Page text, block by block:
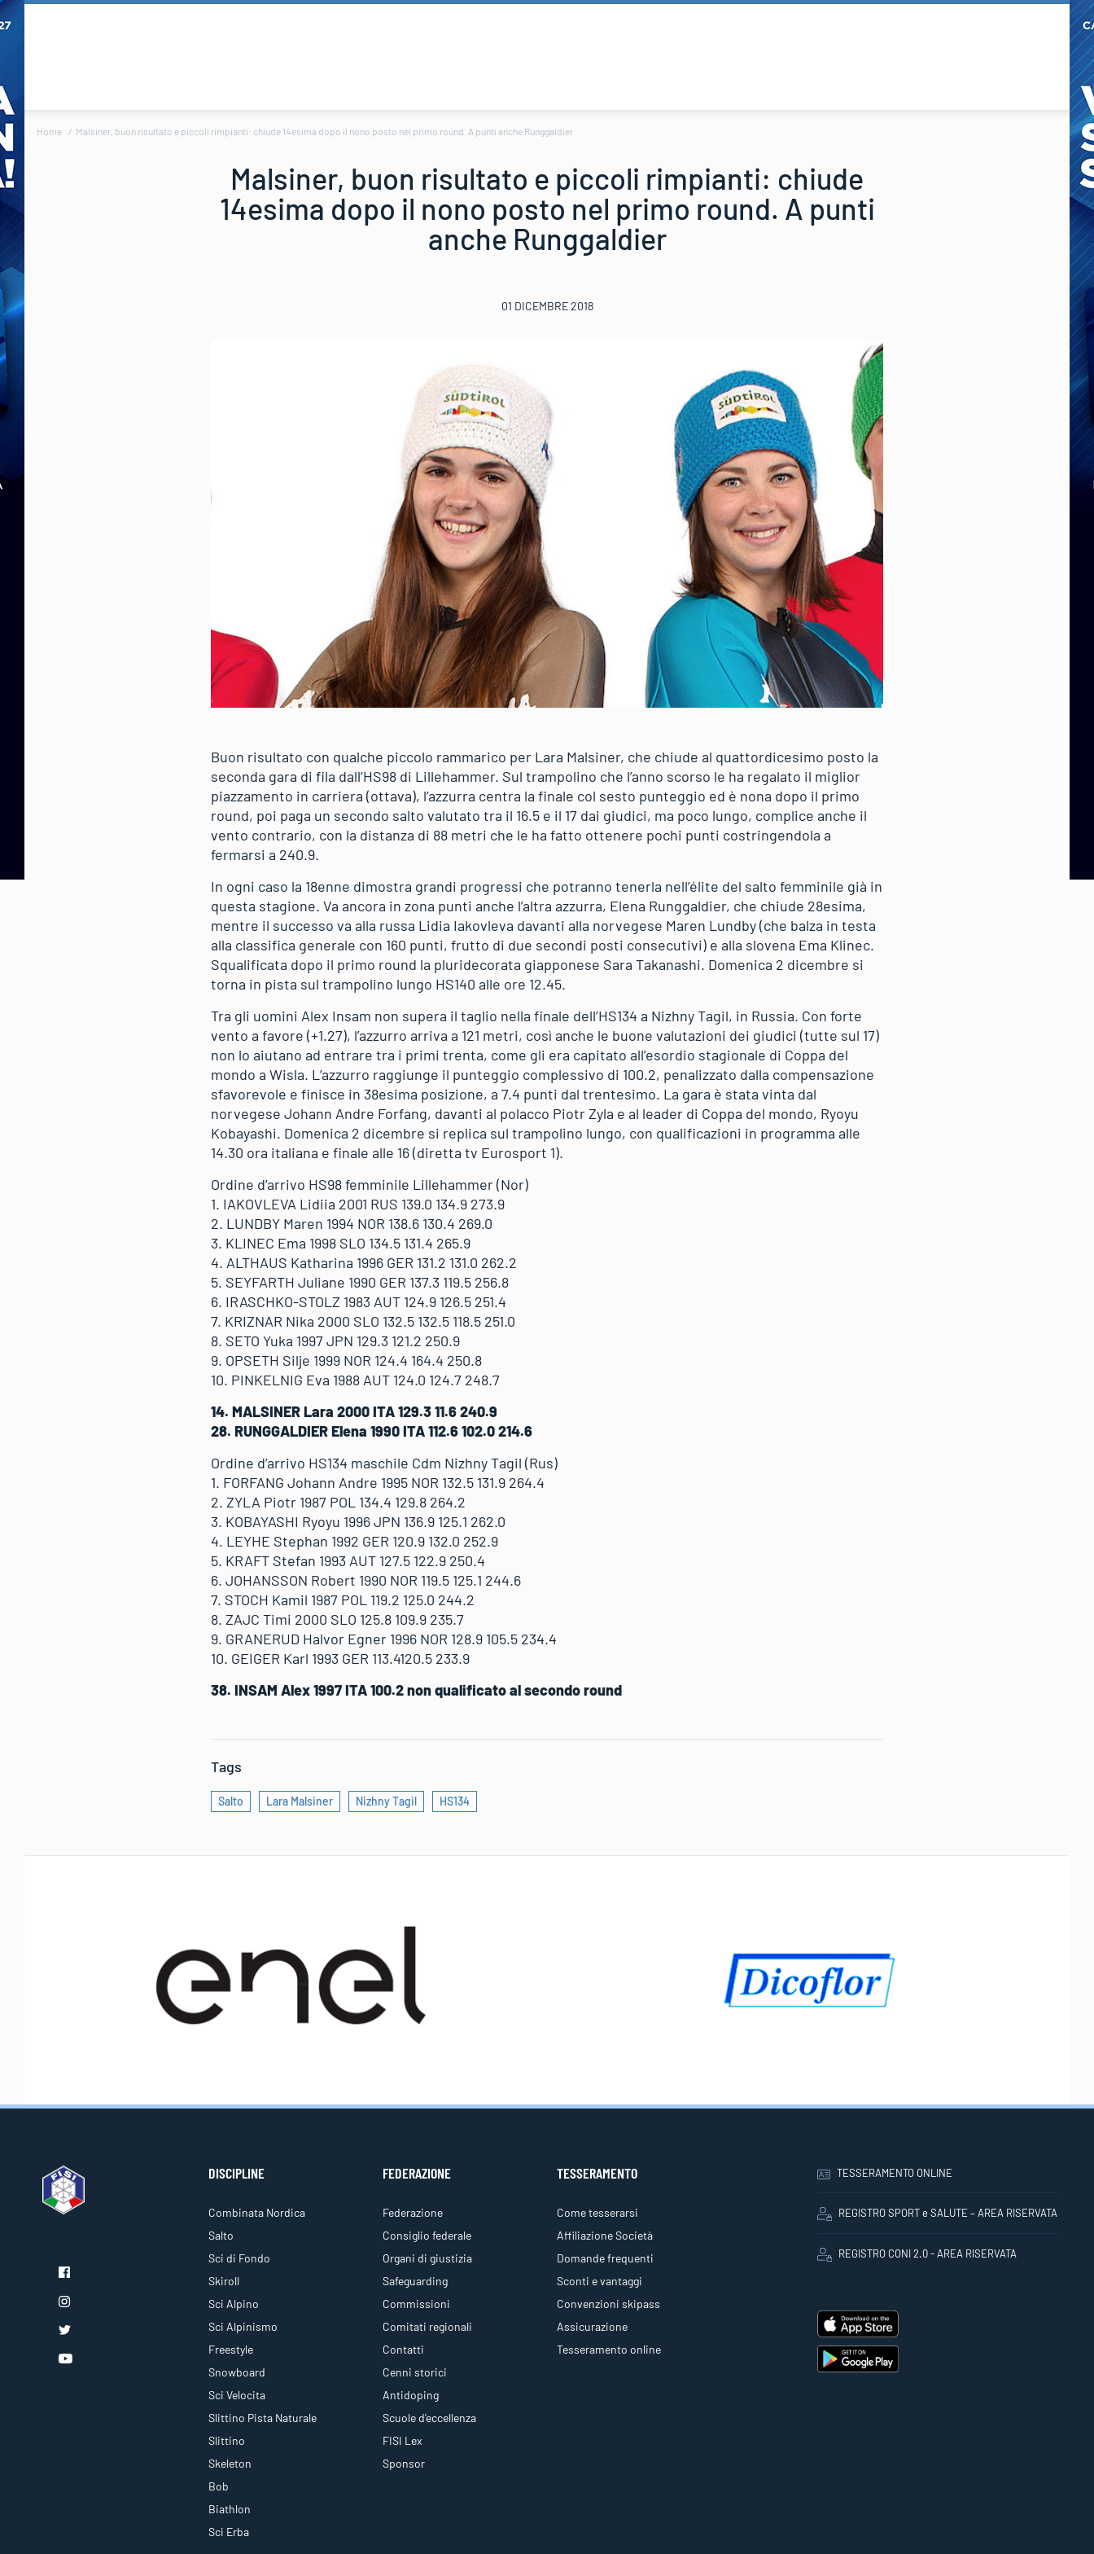
Home Malsiner, buon risultato e piccoli rimpianti: chiude 14esima dopo il nono posto nel primo round. A punti anche Runggaldier
Malsiner, buon risultato e piccoli rimpianti: chiude
14esima dopo il nono posto nel primo round. A punti
anche Runggaldier
01 DICEMBRE 2018
Buon risultato con qualche piccolo rammarico per Lara Malsiner, che chiude al quattordicesimo posto la
seconda gara di fila dall’HS98 di Lillehammer. Sul trampolino che l’anno scorso le ha regalato il miglior
piazzamento in carriera (ottava), l’azzurra centra la finale col sesto punteggio ed è nona dopo il primo
round, poi paga un secondo salto valutato tra il 16.5 e il 17 dai giudici, ma poco lungo, complice anche il
vento contrario, con la distanza di 88 metri che le ha fatto ottenere pochi punti costringendola a
fermarsi a 240.9.
In ogni caso la 18enne dimostra grandi progressi che potranno tenerla nell’élite del salto femminile già in
questa stagione. Va ancora in zona punti anche l’altra azzurra, Elena Runggaldier, che chiude 28esima,
mentre il successo va alla russa Lidia Iakovleva davanti alla norvegese Maren Lundby (che balza in testa
alla classifica generale con 160 punti, frutto di due secondi posti consecutivi) e alla slovena Ema Klinec.
Squalificata dopo il primo round la pluridecorata giapponese Sara Takanashi. Domenica 2 dicembre si
torna in pista sul trampolino lungo HS140 alle ore 12.45.
Tra gli uomini Alex Insam non supera il taglio nella finale dell’HS134 a Nizhny Tagil, in Russia. Con forte
vento a favore (+1.27), l’azzurro arriva a 121 metri, così anche le buone valutazioni dei giudici (tutte sul 17)
non lo aiutano ad entrare tra i primi trenta, come gli era capitato all’esordio stagionale di Coppa del
mondo a Wisla. L’azzurro raggiunge il punteggio complessivo di 100.2, penalizzato dalla compensazione
sfavorevole e finisce in 38esima posizione, a 7.4 punti dal trentesimo. La gara è stata vinta dal
norvegese Johann Andre Forfang, davanti al polacco Piotr Zyla e al leader di Coppa del mondo, Ryoyu
Kobayashi. Domenica 2 dicembre si replica sul trampolino lungo, con qualificazioni in programma alle
14.30 ora italiana e finale alle 16 (diretta tv Eurosport 1).
Ordine d’arrivo HS98 femminile Lillehammer (Nor)
1. IAKOVLEVA Lidiia 2001 RUS 139.0 134.9 273.9
2. LUNDBY Maren 1994 NOR 138.6 130.4 269.0
3. KLINEC Ema 1998 SLO 134.5 131.4 265.9
4. ALTHAUS Katharina 1996 GER 131.2 131.0 262.2
5. SEYFARTH Juliane 1990 GER 137.3 119.5 256.8
6. IRASCHKO-STOLZ 1983 AUT 124.9 126.5 251.4
7. KRIZNAR Nika 2000 SLO 132.5 132.5 118.5 251.0
8. SETO Yuka 1997 JPN 129.3 121.2 250.9
9. OPSETH Silje 1999 NOR 124.4 164.4 250.8
10. PINKELNIG Eva 1988 AUT 124.0 124.7 248.7
14. MALSINER Lara 2000 ITA 129.3 11.6 240.9
28. RUNGGALDIER Elena 1990 ITA 112.6 102.0 214.6
Ordine d’arrivo HS134 maschile Cdm Nizhny Tagil (Rus)
1. FORFANG Johann Andre 1995 NOR 132.5 131.9 264.4
2. ZYLA Piotr 1987 POL 134.4 129.8 264.2
3. KOBAYASHI Ryoyu 1996 JPN 136.9 125.1 262.0
4. LEYHE Stephan 1992 GER 120.9 132.0 252.9
5. KRAFT Stefan 1993 AUT 127.5 122.9 250.4
6. JOHANSSON Robert 1990 NOR 119.5 125.1 244.6
7. STOCH Kamil 1987 POL 119.2 125.0 244.2
8. ZAJC Timi 2000 SLO 125.8 109.9 235.7
9. GRANERUD Halvor Egner 1996 NOR 128.9 105.5 234.4
10. GEIGER Karl 1993 GER 113.4120.5 233.9
38. INSAM Alex 1997 ITA 100.2 non qualificato al secondo round
Tags
Salto Lara Malsiner Nizhny Tagil HS134
DISCIPLINE
Combinata Nordica
Salto
Sci di Fondo
Skiroll
Sci Alpino
Sci Alpinismo
Freestyle
Snowboard
Sci Velocita
Slittino Pista Naturale
Slittino
Skeleton
Bob
Biathlon
Sci Erba
FEDERAZIONE
Federazione
Consiglio federale
Organi di giustizia
Safeguarding
Commissioni
Comitati regionali
Contatti
Cenni storici
Antidoping
Scuole d'eccellenza
FISI Lex
Sponsor
TESSERAMENTO
Come tesserarsi
Affiliazione Società
Domande frequenti
Sconti e vantaggi
Convenzioni skipass
Assicurazione
Tesseramento online
TESSERAMENTO ONLINE
REGISTRO SPORT e SALUTE – AREA RISERVATA
REGISTRO CONI 2.0 - AREA RISERVATA